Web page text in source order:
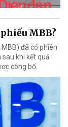
MBB?
đã có phiên
khi kết quả
công bố.